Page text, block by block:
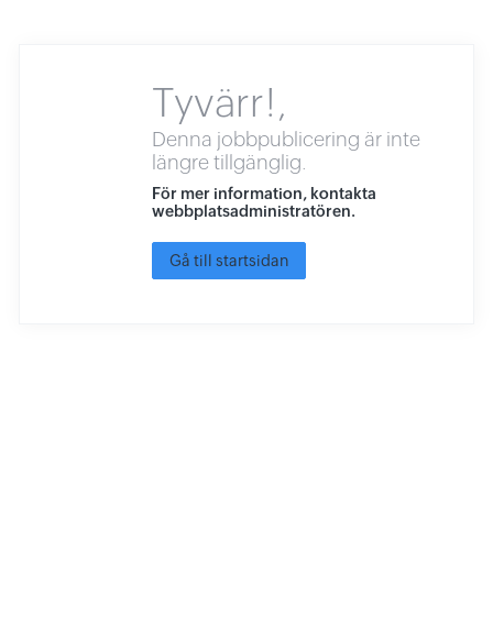
Tyvärr!,
Denna jobbpublicering är inte
längre tillgänglig.
För mer information, kontakta
webbplatsadministratören.
Gå till startsidan